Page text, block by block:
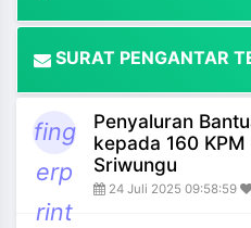
SURAT PENGANTAR
fing
erp
rint
Penyaluran
kepada 160
Sriwungu
24 Juli 2025 09:58:59